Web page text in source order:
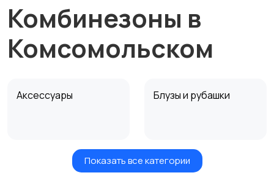
Комбинезоны в
Комсомольском
Аксессуары Блузы и рубашки
Будущим мамам Верхняя одежда
Показать все категории